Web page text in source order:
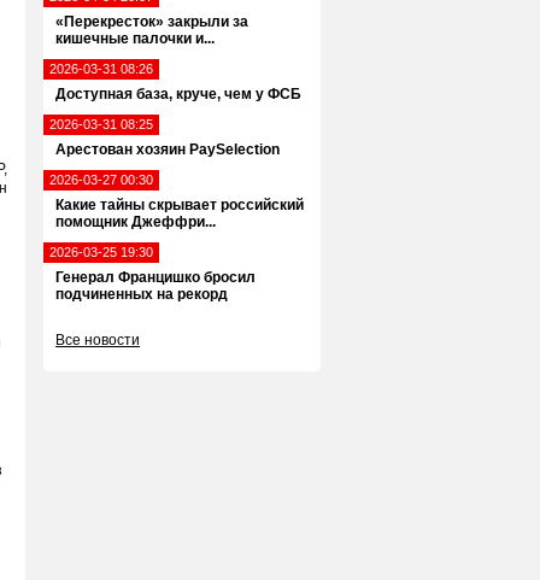
«Перекресток» закрыли за
кишечные палочки и...
2026-03-31 08:26
Доступная база, круче, чем у ФСБ
2026-03-31 08:25
Арестован хозяин PaySelection
2026-03-27 00:30
Какие тайны скрывает российский
помощник Джеффри...
2026-03-25 19:30
Генерал Францишко бросил
подчиненных на рекорд
Все новости